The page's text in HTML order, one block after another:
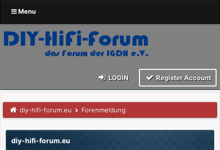
Menu
LOGIN Register Account
diy-hifi-forum.eu Forenmeldung
diy-hifi-forum.eu